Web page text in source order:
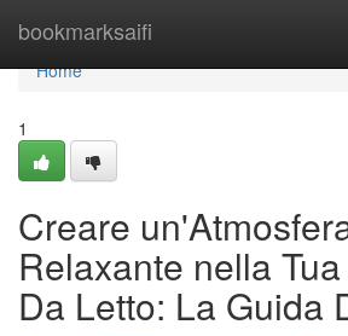
bookmarksaifi
Home
Home
1
Creare
Relaxante nella
Da Letto: La Guida